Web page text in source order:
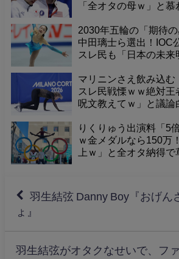
「全オタの母ｗ」と
2030年五輪の「期待
中田璃士ら選出！IOC
スレ民も「日本の未来
マリニンさえ飲み込む
スレ民戦慄ｗｗ絶対王
呪文教えてｗ」と議論
りくりゅう出演料「5
ｗ金メダルなら150万
上ｗ」と全オタ納得で
羽生結弦 Danny Boy『おげん
ょ』
羽生結弦がオタクなせいで、フ